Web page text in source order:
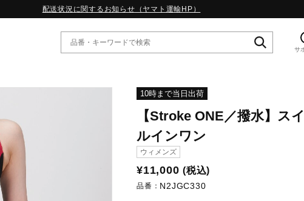
配送状況に関するお知らせ（ヤマト運輸HP）
WP13.2｜特集
MORELIA LS｜特集
W.PROPHECY1｜特集
WP MAGIC MITA｜特集
WP STRAP｜特集
スペシャルカラーパック｜特集
サ
10時まで当日出荷
【Stroke ONE／撥水】ス
ルインワン
ウィメンズ
¥11,000 (税込)
品番： N2JGC330